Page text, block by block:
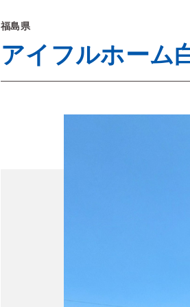
福島県
アイフルホーム